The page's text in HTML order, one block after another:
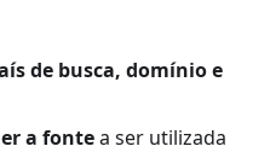
de busca, domínio e
a fontea ser utilizada